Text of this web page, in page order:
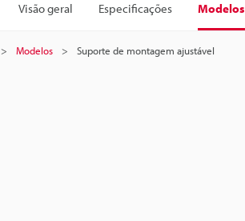
Visão geral Especificações Modelos
Modelos Suporte de montagem ajustável